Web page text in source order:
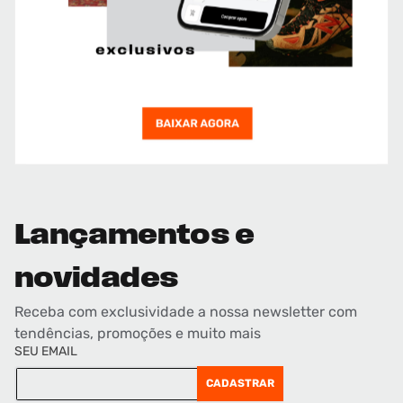
Lançamentos e
novidades
Receba com exclusividade a nossa newsletter com
tendências, promoções e muito mais
SEU EMAIL
CADASTRAR